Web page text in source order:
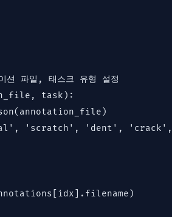
파일, 태스크 유형 설정
task):
'scratch', 'dent',